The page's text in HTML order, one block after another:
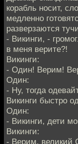
корабль носит,
медленно
разверзаются
- Викинги, -
в меня верите?!
Викинги:
- Один! Верим!
Один:
- Ну, тогда
Викинги быстро
Один:
- Викинги, дети
Викинги:
- Верим, великий